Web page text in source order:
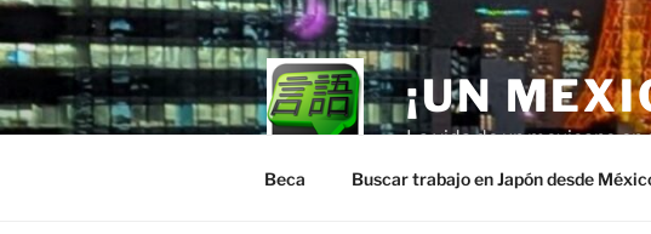
Skip
to
content
¡UN
La vida de un mexicano en
Beca Buscar trabajo en Japón desde